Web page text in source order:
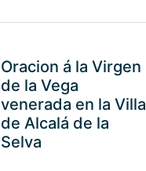
Oracion á la Virgen
de la Vega
venerada en la Villa
de Alcalá de la
Selva